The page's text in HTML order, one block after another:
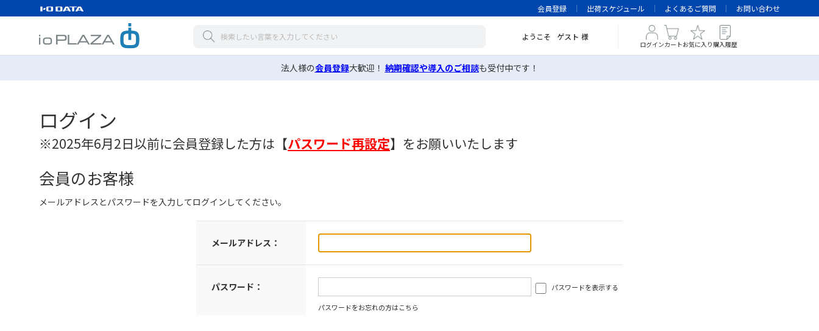
会員登録 出荷スケジュール よくあるご質問 お問い合わせ
ようこそ ゲスト 様
ログインカートお気に入り 購入履歴
法人様の会員登録大歓迎！ 納期確認や導入のご相談も受付中です！
ログイン
※2025年6月2日以前に会員登録した方は 【パスワード再設定】 をお願いいたします
会員のお客様
メールアドレスとパスワードを入力してログインしてください。
メールアドレス：
パスワード： パスワードを表示する
パスワードをお忘れの方はこちら